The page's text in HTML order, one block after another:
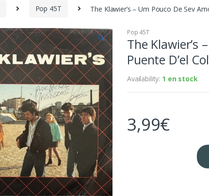
Pop 45T The Klawier’s – Um Pouco De Sev
🔍
Pop 45T
The Klawier’s
Puente D’el
Availability: 1 en stock
3,99€